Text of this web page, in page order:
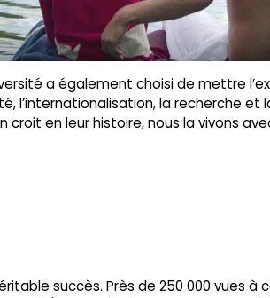
a également choisi de mettre
l’internationalisation, la recherche
en leur histoire, nous la vivons
succès. Près de 250 000 vues